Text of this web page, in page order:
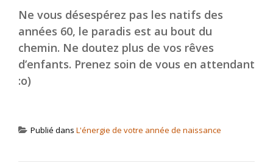
Ne vous désespérez pas les natifs des
années 60, le paradis est au bout du
chemin. Ne doutez plus de vos rêves
d’enfants. Prenez soin de vous en attendant
:o)
Publié dans L'énergie de votre année de naissance